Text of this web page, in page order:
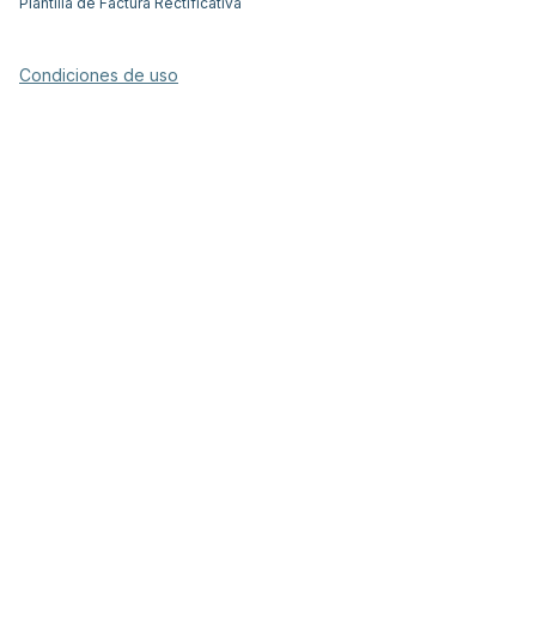
Condiciones de uso